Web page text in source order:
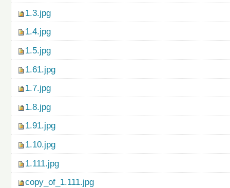
1.3.jpg
1.4.jpg
1.5.jpg
1.61.jpg
1.7.jpg
1.8.jpg
1.91.jpg
1.10.jpg
1.111.jpg
copy_of_1.111.jpg